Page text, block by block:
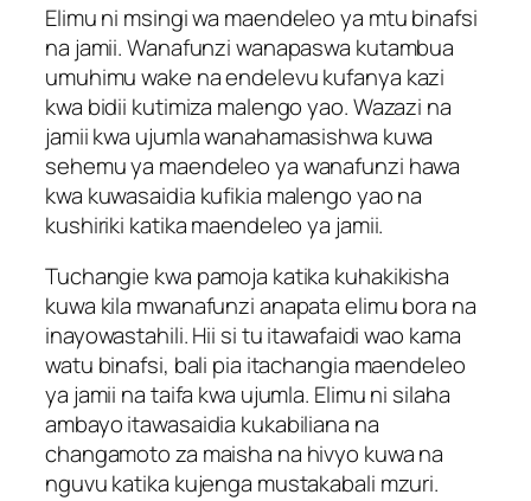
Elimu ni msingi wa maendeleo ya mtu binafsi
na jamii. Wanafunzi wanapaswa kutambua
umuhimu wake na endelevu kufanya kazi
kwa bidii kutimiza malengo yao. Wazazi na
jamii kwa ujumla wanahamasishwa kuwa
sehemu ya maendeleo ya wanafunzi hawa
kwa kuwasaidia kufikia malengo yao na
kushiriki katika maendeleo ya jamii.
Tuchangie kwa pamoja katika kuhakikisha
kuwa kila mwanafunzi anapata elimu bora na
inayowastahili. Hii si tu itawafaidi wao kama
watu binafsi, bali pia itachangia maendeleo
ya jamii na taifa kwa ujumla. Elimu ni silaha
ambayo itawasaidia kukabiliana na
changamoto za maisha na hivyo kuwa na
nguvu katika kujenga mustakabali mzuri.